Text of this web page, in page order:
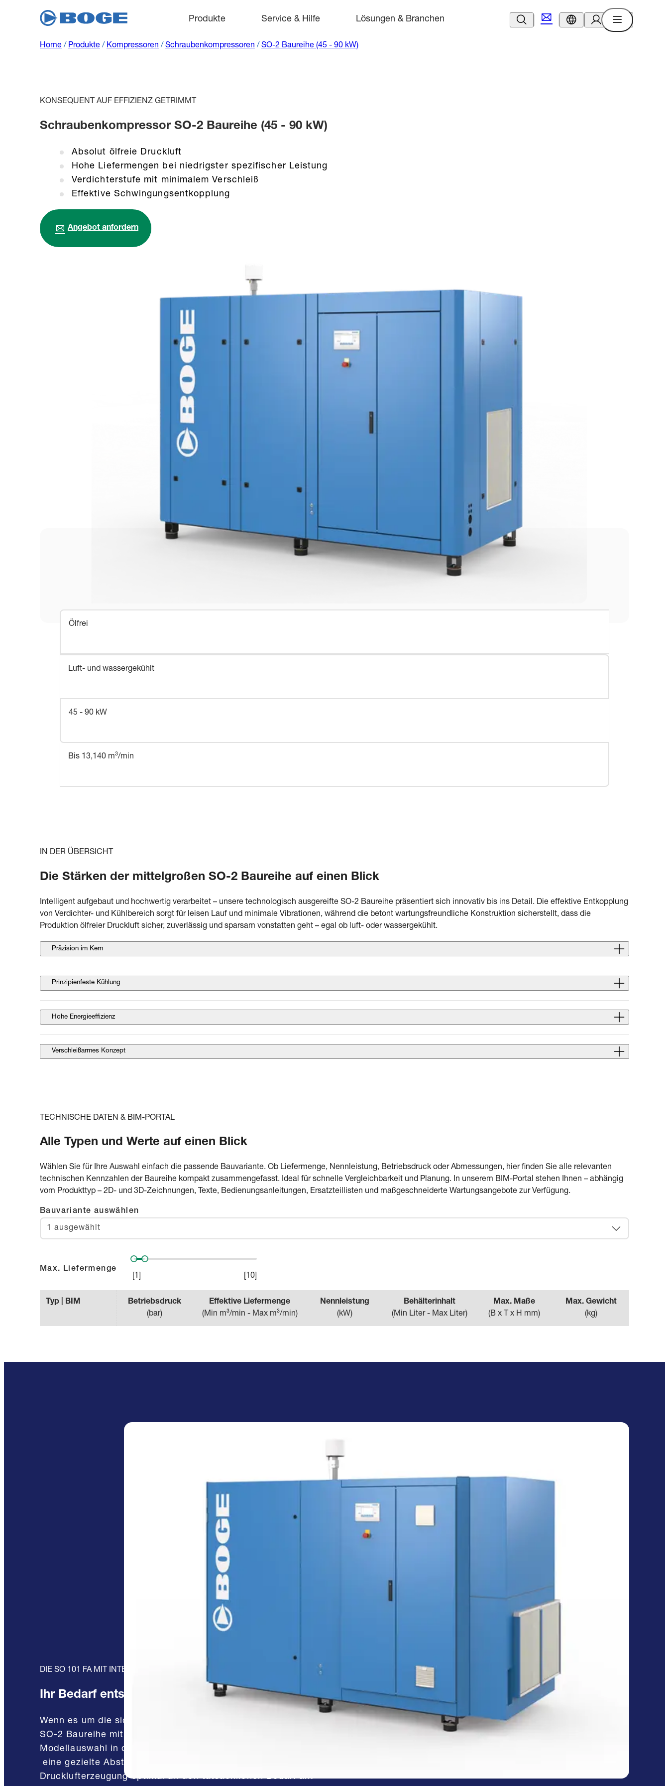
Produkte Service & Hilfe Lösungen & Branchen
Home / Produkte / Kompressoren / Schraubenkompressoren / SO-2 Baureihe (45 - 90 kW)
KONSEQUENT AUF EFFIZIENZ GETRIMMT
Schraubenkompressor SO-2 Baureihe (45 - 90 kW)
Absolut ölfreie Druckluft
Hohe Liefermengen bei niedrigster spezifischer Leistung
Verdichterstufe mit minimalem Verschleiß
Effektive Schwingungsentkopplung
Angebot anfordern
Ölfrei
Luft- und wassergekühlt
45 - 90 kW
Bis 13,140 m³/min
IN DER ÜBERSICHT
Die Stärken der mittelgroßen SO-2 Baureihe auf einen Blick
Intelligent aufgebaut und hochwertig verarbeitet ­– unsere technologisch ausgereifte SO-2 Baureihe präsentiert sich innovativ bis ins Detail. Die effektive Entkopplung
von Verdichter- und Kühlbereich sorgt für leisen Lauf und minimale Vibrationen, während die betont wartungsfreundliche Konstruktion sicherstellt, dass die
Produktion ölfreier Druckluft sicher, zuverlässig und sparsam vonstatten geht – egal ob luft- oder wassergekühlt.
Präzision im Kern
Prinzipienfeste Kühlung
Hohe Energieeffizienz
Verschleißarmes Konzept
TECHNISCHE DATEN & BIM-PORTAL
Alle Typen und Werte auf einen Blick
Wählen Sie für Ihre Auswahl einfach die passende Bauvariante. Ob Liefermenge, Nennleistung, Betriebsdruck oder Abmessungen, hier finden Sie alle relevanten
technischen Kennzahlen der Baureihe kompakt zusammengefasst. Ideal für schnelle Vergleichbarkeit und Planung. In unserem BIM-Portal stehen Ihnen – abhängig
vom Produkttyp – 2D- und 3D-Zeichnungen, Texte, Bedienungsanleitungen, Ersatzteillisten und maßgeschneiderte Wartungsangebote zur Verfügung.
Bauvariante auswählen
1 ausgewählt
Max. Liefermenge
1 10
Typ | BIM
Betriebsdruck
(bar)
Effektive Liefermenge
(Min m³/min - Max m³/min)
Nennleistung
(kW)
Behälterinhalt
(Min Liter - Max Liter)
Max. Maße
(B x T x H mm)
Max. Gewicht
(kg)
DIE SO 101 FA MIT INTEGRIERTER FREQUENZREGELUNG
Ihr Bedarf entscheidet
Wenn es um die sichere und wirtschaftliche Produktion absolut ölfreier Druckluft geht, punkten die Schraubenkompressoren der
SO-2 Baureihe mit „Effizienz-Garantie“. Je nach Einsatzbereich erfolgt die Kühlung per Wasser oder Luft, und die große
Modellauswahl in den Leistungsklassen von 45 bis 90 kW ermöglicht – in Kombination mit hochspeziellen Systemkomponenten –
eine gezielte Abstimmung des Druckluftsystems auf Ihren Bedarf. Die in diesem Beispiel integrierte Frequenzregelung passt die
Drucklufterzeugung optimal an den tatsächlichen Bedarf an.